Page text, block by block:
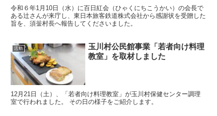
令和６年1月10日（水）に百日紅会（ひゃくにちこうかい）の会長で
ある辻さんが来庁し、東日本旅客鉄道株式会社から感謝状を受贈した
旨を、須釡村長へ報告してくださいました。
活動
玉川村公民館事業「若者向け料理
教室」を取材しました
12月21日（土）、「若者向け料理教室」が玉川村保健センター調理
室で行われました。 その日の様子をご紹介します。